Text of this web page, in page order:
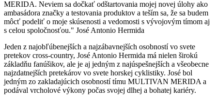
MERIDA. Neviem sa dočkať odštartovania mojej novej úlohy ako
ambasádora značky a testovania produktov a teším sa, že sa budem
môcť podeliť o moje skúsenosti a vedomosti s vývojovým tímom aj
s celou spoločnosťou." José Antonio Hermida
Jeden z najobľúbenejších a najzábavnejších osobností vo svete
pretekov cross-country, José Antonio Hermida má nielen širokú
základňu fanúšikov, ale je aj jedným z najúspešnejších a všeobecne
najzdatnejších pretekárov vo svete horskej cyklistiky. José bol
jedným zo zakladajúcich osobností tímu MULTIVAN MERIDA a
podával vrcholové výkony počas svojej dlhej a bohatej kariéry.